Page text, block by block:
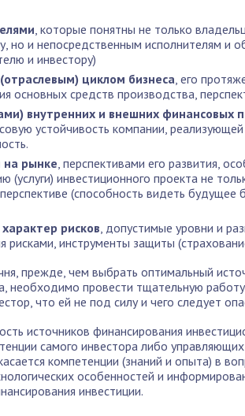
, которые понятны не только
но и непосредственным исполнителям и
и инвестору)
циклом бизнеса, его
основных средств производства,
внутренних и внешних финансовых
устойчивость компании,
рынке, перспективами его развития,
(услуги) инвестиционного проекта не
(способность видеть будущее
рисков, допустимые уровни и
рисками, инструменты защиты
прежде, чем выбрать оптимальный
необходимо провести тщательную
что ей не под силу и чего следует
источников финансирования
самого инвестора либо
компетенции (знаний и опыта) в
особенностей и
инвестиции.